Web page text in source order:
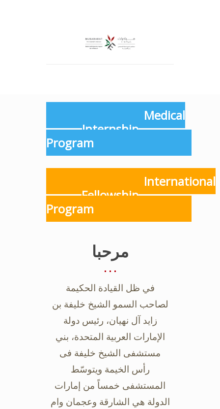
Medical
Internship
Program
International
Fellowship
Program
مرحبا
في ظل القيادة الحكيمة
لصاحب السمو الشيخ خليفة بن
زايد آل نهيان، رئيس دولة
‏الإمارات العربية المتحدة، بني
مستشفى الشيخ خليفة فى
رأس الخيمة ويتوسّط
‏المستشفى خمساً من إمارات
الدولة هي الشارقة وعجمان وام